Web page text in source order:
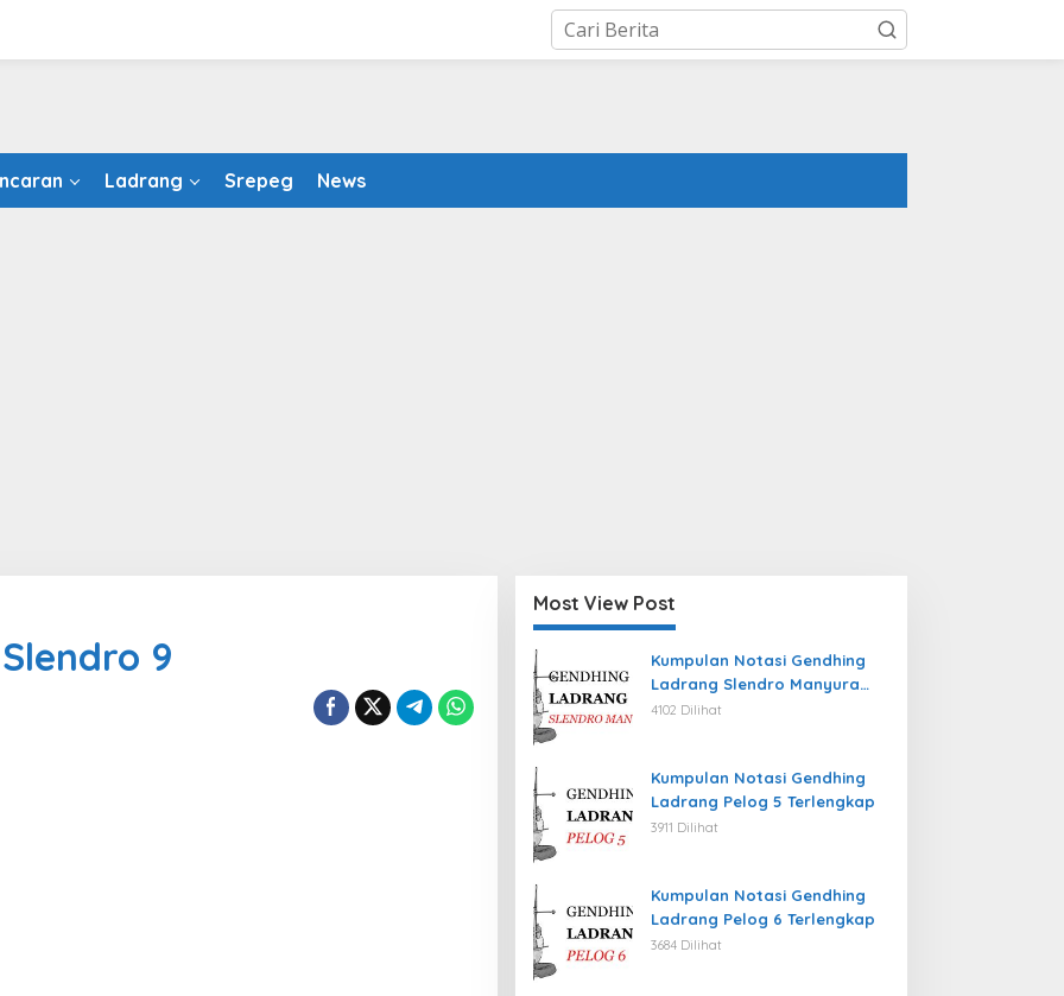
Ladrang Srepeg News
9
Most View Post
Kumpulan Notasi Gendhing
Ladrang Slendro Manyura
Terlengkap
4102 Dilihat
Kumpulan Notasi Gendhing
Ladrang Pelog 5 Terlengkap
3911 Dilihat
Kumpulan Notasi Gendhing
Ladrang Pelog 6 Terlengkap
3684 Dilihat